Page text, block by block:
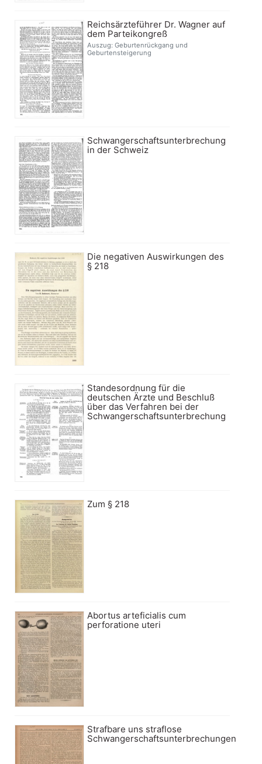
Reichsärzteführer Dr. Wagner auf
dem Parteikongreß
Auszug: Geburtenrückgang und
Geburtensteigerung
Schwangerschaftsunterbrechung
in der Schweiz
Die negativen Auswirkungen des
§ 218
Standesordnung für die
deutschen Ärzte und Beschluß
über das Verfahren bei der
Schwangerschaftsunterbrechung
Zum § 218
Abortus arteficialis cum
perforatione uteri
Strafbare uns straflose
Schwangerschaftsunterbrechungen